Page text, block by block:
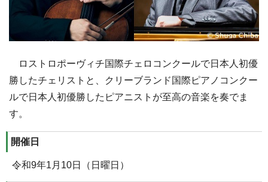
ロストロポーヴィチ国際チェロコンクールで日本人初優
勝したチェリストと、クリーブランド国際ピアノコンクー
ルで日本人初優勝したピアニストが至高の音楽を奏でま
す。
開催日
令和9年1月10日（日曜日）